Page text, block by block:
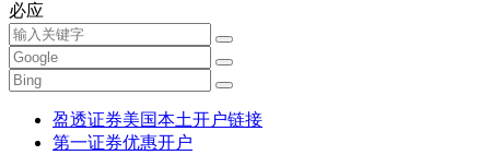
必应
盈透证券美国本土开户链接
第一证券优惠开户